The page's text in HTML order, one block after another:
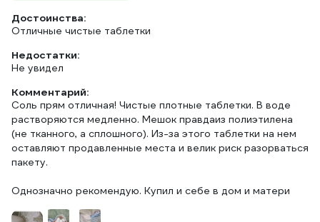
Достоинства:
Отличные чистые таблетки
Недостатки:
Не увидел
Комментарий:
Соль прям отличная! Чистые плотные таблетки. В воде
растворяются медленно. Мешок правдаиз полиэтилена
(не тканного, а сплошного). Из-за этого таблетки на нем
оставляют продавленные места и велик риск разорваться
пакету.
Однозначно рекомендую. Купил и себе в дом и матери